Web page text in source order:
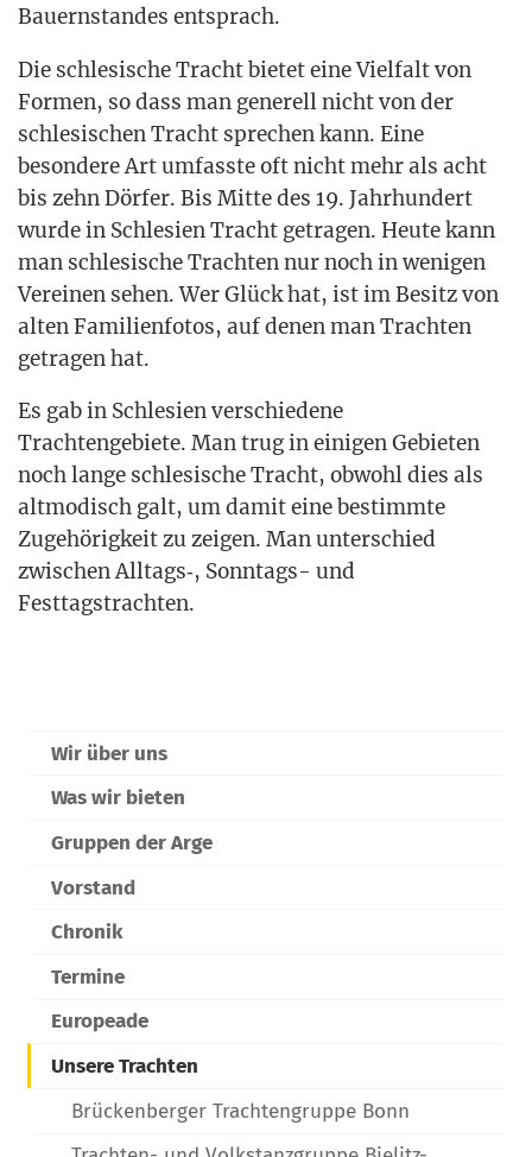
Bau­ern­stan­des entsprach.
Die schle­si­sche Tracht bie­tet eine Viel­falt von
For­men, so dass man gene­rell nicht von der
schle­si­schen Tracht spre­chen kann. Eine
beson­de­re Art umfass­te oft nicht mehr als acht
bis zehn Dör­fer. Bis Mit­te des 19. Jahr­hun­dert
wur­de in Schle­si­en Tracht getra­gen. Heu­te kann
man schle­si­sche Trach­ten nur noch in weni­gen
Ver­ei­nen sehen. Wer Glück hat, ist im Besitz von
alten Fami­li­en­fo­tos, auf denen man Trach­ten
getra­gen hat.
Es gab in Schle­si­en ver­schie­de­ne
Trach­ten­ge­bie­te. Man trug in eini­gen Gebie­ten
noch lan­ge schle­si­sche Tracht, obwohl dies als
alt­mo­disch galt, um damit eine bestimm­te
Zuge­hö­rig­keit zu zei­gen. Man unter­schied
zwi­schen Alltags‑, Sonn­tags- und
Festtagstrachten.
Wir über uns
Was wir bieten
Gruppen der Arge
Vorstand
Chronik
Termine
Europeade
Unsere Trachten
Brückenberger Trachtengruppe Bonn